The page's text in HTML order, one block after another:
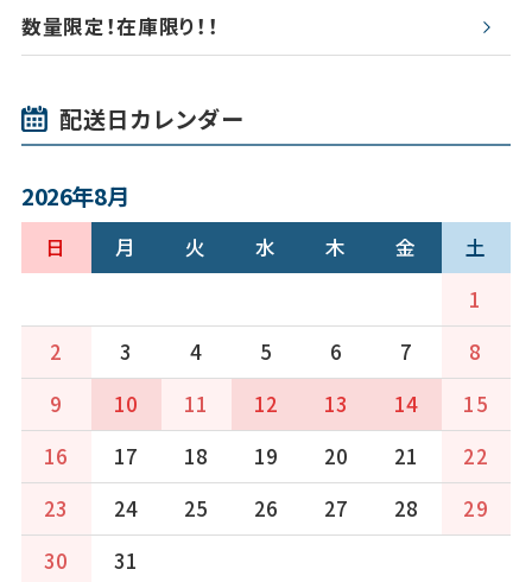
数量限定！在庫限り！！
配送日カレンダー
2026年8月
日 月 火 水 木 金
土
1
2
3 4 5 6 7
8
9
10 11 12 13 14
15
16
17 18 19 20 21
22
23
24 25 26 27 28
29
30
31